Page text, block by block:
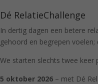
Dé RelatieChallenge
In dertig dagen een betere
gehoord en begrepen voelen;
We starten slechts twee keer
5 oktober 2026 – met Dé